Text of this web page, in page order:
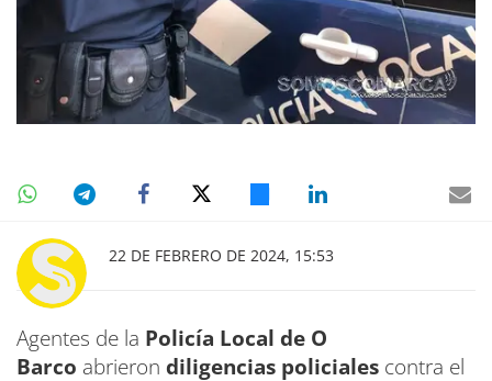
22 DE FEBRERO DE 2024, 15:53
Agentes de la Policía Local de O
Barco abrieron diligencias policiales contra el